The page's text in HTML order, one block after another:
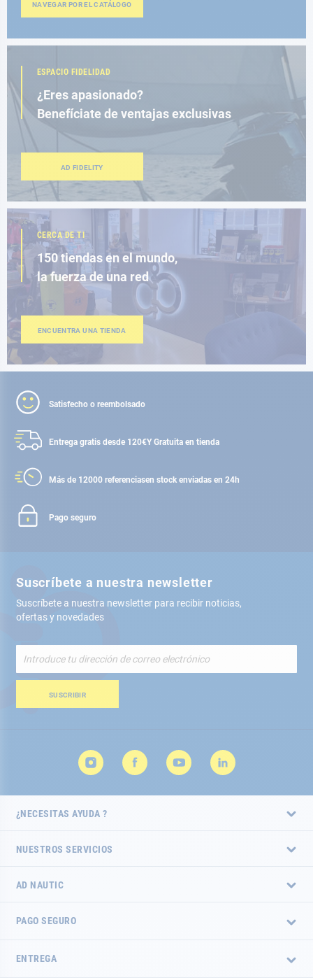
NAVEGAR POR EL CATÁLOGO
ESPACIO FIDELIDAD
¿Eres apasionado?
Benefíciate de ventajas exclusivas
AD FIDELITY
CERCA DE TI
150 tiendas en el mundo,
la fuerza de una red
ENCUENTRA UNA TIENDA
Satisfecho o reembolsado
Entrega gratis desde 120€Y Gratuita en tienda
Más de 12000 referenciasen stock enviadas en 24h
Pago seguro
Suscríbete a nuestra newsletter
Suscríbete a nuestra newsletter para recibir noticias,
ofertas y novedades
nuestro
de
SUSCRIBIR
¿NECESITAS AYUDA ?
NUESTROS SERVICIOS
AD NAUTIC
PAGO SEGURO
ENTREGA